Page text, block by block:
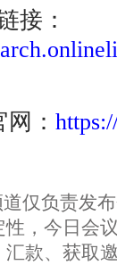
接：
：
仅负责发
，今日会
款、获取